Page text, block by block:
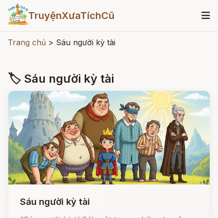
TruyệnXưaTíchCũ
Trang chủ > Sáu người kỳ tài
🏷 Sáu người kỳ tài
Sáu người kỳ tài